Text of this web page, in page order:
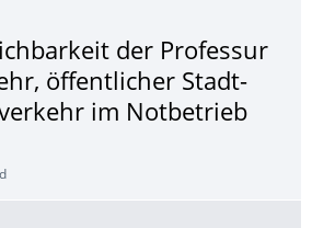
der Professur
öffentlicher Stadt-
im Notbetrieb